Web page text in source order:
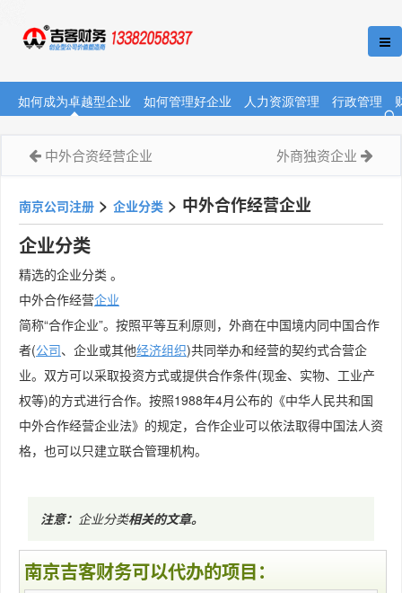
如何成为卓越型企业 如何管理好企业 人力资源管理 行政管理
中外合资经营企业 外商独资企业
南京公司注册 > 企业分类 > 中外合作经营企业
企业分类
精选的企业分类 。
中外合作经营企业
简称“合作企业”。按照平等互利原则，外商在中国境内同中国合作
者(公司、企业或其他经济组织)共同举办和经营的契约式合营企
业。双方可以采取投资方式或提供合作条件(现金、实物、工业产
权等)的方式进行合作。按照1988年4月公布的《中华人民共和国
中外合作经营企业法》的规定，合作企业可以依法取得中国法人资
格，也可以只建立联合管理机构。
注意： 企业分类相关的文章。
南京吉客财务可以代办的项目：